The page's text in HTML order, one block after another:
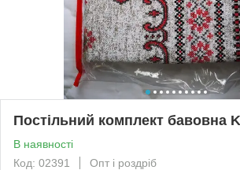
Постільний комплект бавовна
В наявності
Код: 02391
Опт і роздріб